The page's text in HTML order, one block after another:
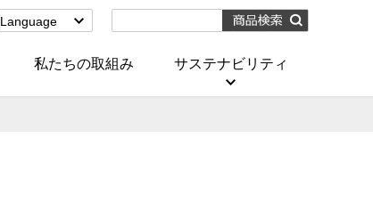
Language
(Corporate)私たちの取組み サステナビリティ